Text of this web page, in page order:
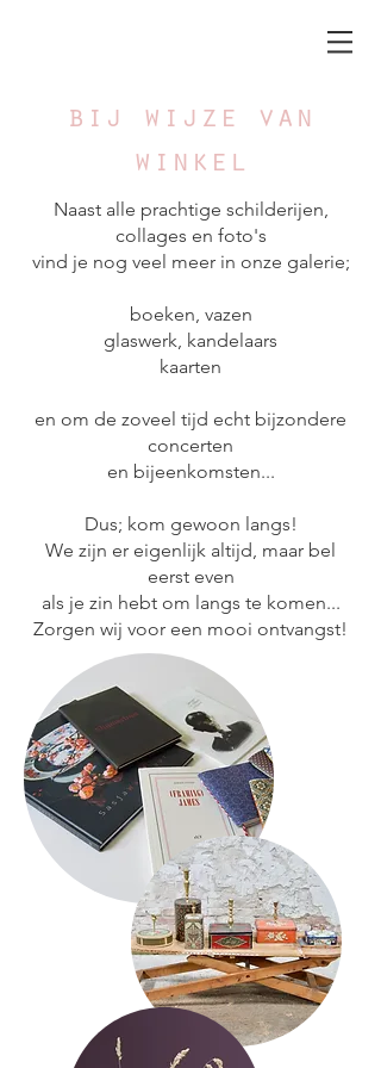
bij wijze van
winkel
Naast alle prachtige schilderijen,
collages en foto's
vind je nog veel meer in onze galerie;
boeken, vazen
glaswerk, kandelaars
kaarten
en om de zoveel tijd echt bijzondere
concerten
en bijeenkomsten...
Dus; kom gewoon langs!
We zijn er eigenlijk altijd, maar bel
eerst even
als je zin hebt om langs te komen...
Zorgen wij voor een mooi ontvangst!